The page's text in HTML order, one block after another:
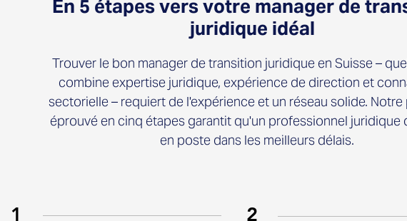
En 5 étapes vers votre manager de
juridique idéal
Trouver le bon manager de transition juridique en Suisse –
combine expertise juridique, expérience de direction et
sectorielle – requiert de l'expérience et un réseau solide.
éprouvé en cinq étapes garantit qu'un professionnel juridique
en poste dans les meilleurs délais.
1 2